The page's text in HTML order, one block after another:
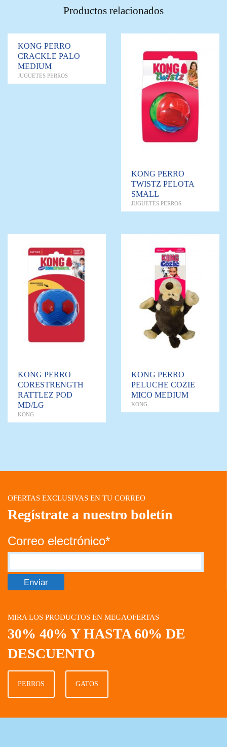
Productos relacionados
KONG PERRO
CRACKLE PALO
MEDIUM
JUGUETES PERROS
KONG PERRO
TWISTZ PELOTA
SMALL
JUGUETES PERROS
KONG PERRO
CORESTRENGTH
RATTLEZ POD
MD/LG
KONG
KONG PERRO
PELUCHE COZIE
MICO MEDIUM
KONG
OFERTAS EXCLUSIVAS EN TU CORREO
Regístrate a nuestro boletín
Correo electrónico*
MIRA LOS PRODUCTOS EN MEGAOFERTAS
30% 40% Y HASTA 60% DE
DESCUENTO
PERROS GATOS